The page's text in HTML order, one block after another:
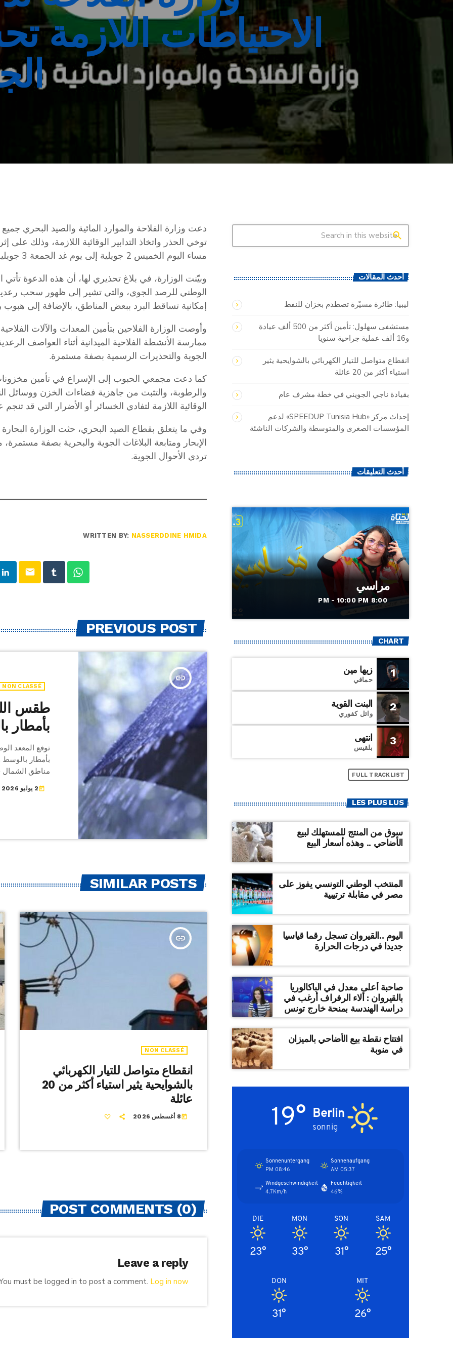
الاحتياطات اللازمة
دعت وزارة الفلاحة والموارد المائية والصيد البحري
توخي الحذر واتخاذ التدابير الوقائية اللازمة، وذلك على
مساء اليوم الخميس 2 جويلية إلى يوم غد الجمعة 3 جويلية 2026.
وبيّنت الوزارة، في بلاغ تحذيري لها، أن هذه الدعوة
الوطني للرصد الجوي، والتي تشير إلى ظهور سحب
إمكانية تساقط البرد ببعض المناطق، بالإضافة إلى هبوب رياح قوية قد
وأوصت الوزارة الفلاحين بتأمين المعدات والآلات
ممارسة الأنشطة الفلاحية الميدانية أثناء العواصف
الجوية والتحذيرات الرسمية بصفة مستمرة.
كما دعت مجمعي الحبوب إلى الإسراع في تأمين
والرطوبة، والتثبت من جاهزية فضاءات الخزن ووسائل
الوقائية اللازمة لتفادي الخسائر أو الأضرار التي قد تنجم
وفي ما يتعلق بقطاع الصيد البحري، حثت الوزارة
الإبحار ومتابعة البلاغات الجوية والبحرية بصفة
تردي الأحوال الجوية.
WRITTEN BY: NASSERDDINE HMIDA
email
PREVIOUS POST
insert_link
NON CLASSÉ
طقس
بأمطار
توفع المععد
بأمطار بالوسط
مناطق الشمال
والوسط ومن
today2 يوليو 2026
SIMILAR POSTS
insert_link
NON CLASSÉ
انقطاع متواصل للتيار الكهربائي
بالشوايحية يثير استياء أكثر من 20
عائلة
today 8 أغسطس 2026
POST COMMENTS (0)
Leave a reply
must be logged in to post a comment. Log in now
search
أحدث المقالات
ليبيا: طائرة مسيّرة تصطدم بخزان للنفط
مستشفى سهلول: تأمين أكثر من 500 ألف عيادة
و16 ألف عملية جراحية سنويا
انقطاع متواصل للتيار الكهربائي بالشوايحية يثير
استياء أكثر من 20 عائلة
بقيادة ناجي الجويني في خطة مشرف عام
إحداث مركز «SPEEDUP Tunisia Hub» لدعم
المؤسسات الصغرى والمتوسطة والشركات الناشئة
أحدث التعليقات
مراسي
8:00 PM - 10:00 PM
CHART
1 زيها مين
حماقي
2 البنت القوية
وائل كفوري
3 انتهى
بلقيس
FULL TRACKLIST
LES PLUS LUS
سوق من المنتج للمستهلك لبيع
الأضاحي .. وهذه أسعار البيع
المنتخب الوطني التونسي يفوز على
مصر في مقابلة ترتيبية
اليوم ..القيروان تسجل رقما قياسيا
جديدا في درجات الحرارة
صاحبة أعلى معدل في الباكالوريا
بالقيروان : ألاء الرفراف أرغب في
دراسة الهندسة بمنحة خارج تونس
افتتاح نقطة بيع الأضاحي بالميزان
في منوبة
Berlin
sonnig
19°
Sonnenaufgang
05:37 AM
Sonnenuntergang
08:46 PM
Feuchtigkeit
46%
Windgeschwindigkeit
4.7Km/h
SAM
25°
SON
31°
MON
33°
DIE
23°
MIT
26°
DON
31°